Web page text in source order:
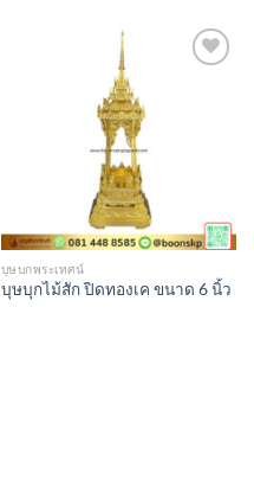
บุษบกพระเทศน์
บุษบุกไม้สัก ปิดทองเค ขนาด 6 นิ้ว